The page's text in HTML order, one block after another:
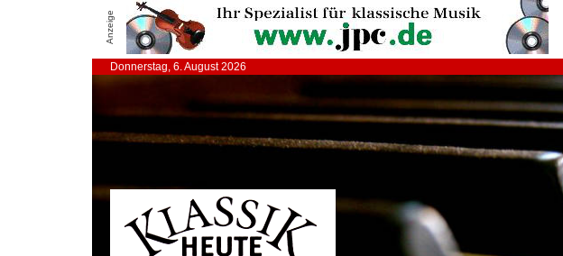
Anzeige
Donnerstag, 6. August 2026